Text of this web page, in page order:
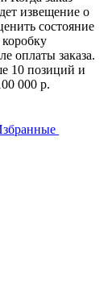
извещение о
состояние
оплаты заказа.
10 позиций и
000 р.